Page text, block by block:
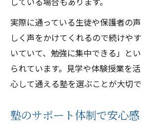
実際に通っている生徒や保護者の
しく声をかけてくれるので続けや
いていて、勉強に集中できる」と
られています。見学や体験授業を
心して通える塾を選ぶことが大切で
塾のサポート体制で安心